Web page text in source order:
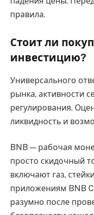
правила.
Стоит ли
инвестицию?
Универсального
рынка, активности
регулирования.
ликвидность и
BNB — рабочая
просто скидочный
включают газ,
приложениям BNB
разумно после